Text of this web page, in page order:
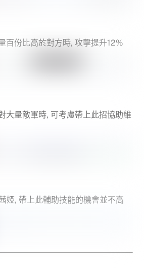
百份比高於對方時, 攻擊提升12%
大量敵軍時, 可考慮帶上此招協助維
婭, 帶上此輔助技能的機會並不高